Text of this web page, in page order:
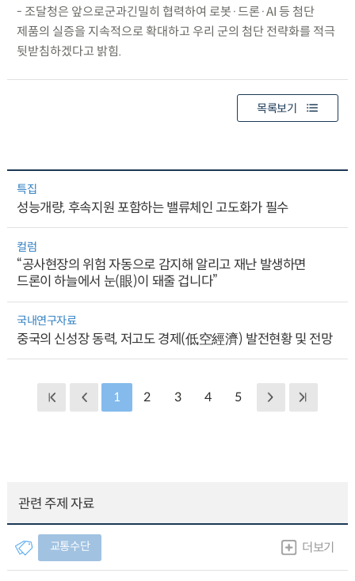
- 조달청은 앞으로군과긴밀히 협력하여 로봇·드론·AI 등 첨단
제품의 실증을 지속적으로 확대하고 우리 군의 첨단 전략화를 적극
뒷받침하겠다고 밝힘.
목록보기
특집
성능개량, 후속지원 포함하는 밸류체인 고도화가 필수
컬럼
“공사현장의 위험 자동으로 감지해 알리고 재난 발생하면
드론이 하늘에서 눈(眼)이 돼줄 겁니다”
국내연구자료
중국의 신성장 동력, 저고도 경제(低空經濟) 발전현황 및 전망
1 2 3 4 5
관련 주제 자료
교통수단 더보기